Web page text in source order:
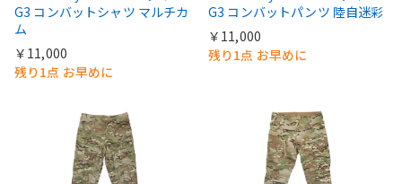
G3 コンバットシャツ マルチカ
ム
￥11,000
残り1点 お早めに
G3 コンバットパンツ 陸自迷彩
￥11,000
残り1点 お早めに